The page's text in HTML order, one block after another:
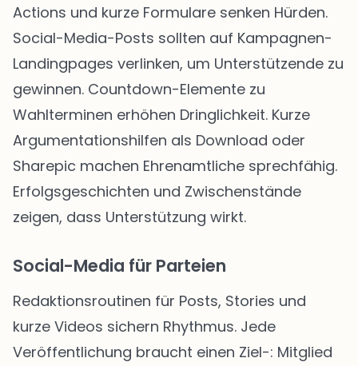
Actions und kurze Formulare senken Hürden.
Social-Media-Posts sollten auf Kampagnen-
Landingpages verlinken, um Unterstützende zu
gewinnen. Countdown-Elemente zu
Wahlterminen erhöhen Dringlichkeit. Kurze
Argumentationshilfen als Download oder
Sharepic machen Ehrenamtliche sprechfähig.
Erfolgsgeschichten und Zwischenstände
zeigen, dass Unterstützung wirkt.
Social-Media für Parteien
Redaktionsroutinen für Posts, Stories und
kurze Videos sichern Rhythmus. Jede
Veröffentlichung braucht einen Ziel-: Mitglied